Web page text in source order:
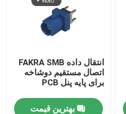
انتقال داده FAKRA SMB
اتصال مستقیم دوشاخه
برای پایه پنل PCB
بهترین قیمت